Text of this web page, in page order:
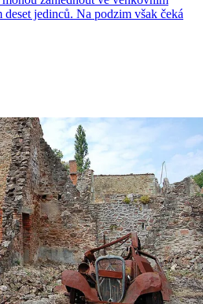
jedinců. Na podzim však čeká